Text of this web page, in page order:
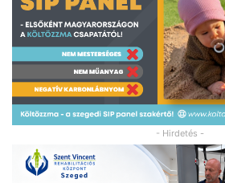
- Hirdetés -